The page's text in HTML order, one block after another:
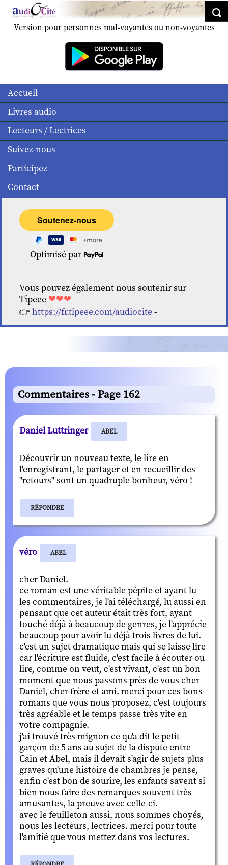
Version pour personnes mal-voyantes ou non-voyantes
Accueil
Livres audio
Lecteurs / Lectrices
Suivez-nous
Participez
Contact
Optimisé par
Vous pouvez également nous soutenir sur
Tipeee ❤❤❤
👉https://fr.tipeee.com/audiocite -
Commentaires - Page 162
Daniel Luttringer ABEL
Découvrir un nouveau texte, le lire en
l'enregistrant, le partager et en recueillir des
"retours" sont un quadruple bonheur, véro !
RÉPONDRE
véro ABEL
cher Daniel.
ce roman est une véritable pépite et ayant lu
les commentaires, je l'ai téléchargé, lu aussi en
pensant que cet auteur était très fort, ayant
touché déjà à beaucoup de genres, je l'apprécie
beaucoup pour avoir lu déjà trois livres de lui.
c'est un sujet dramatique mais qui se laisse lire
car l'écriture est fluide, c'est facile à écouter ou
lire, comme on veut, c'est vivant, c'est un bon
moment que nous passons près de vous cher
Daniel, cher frère et ami. merci pour ces bons
romans que vous nous proposez, c'est toujours
très agréable et le temps passe très vite en
votre compagnie.
j'ai trouvé très mignon ce qu'a dit le petit
garçon de 5 ans au sujet de la dispute entre
Caïn et Abel, mais il devait s'agir de sujets plus
graves qu'une histoire de chambres je pense,
enfin c'est bon de sourire, les enfants savent si
bien nous faire des remarques souvent très
amusantes, la preuve avec celle-ci.
avec le feuilleton aussi, nous sommes choyés,
nous les lecteurs, lectrices. merci pour toute
l'amitié que vous mettez dans vos lectures.